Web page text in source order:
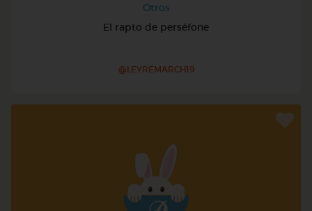
Otros
El rapto de perséfone
@LEYREMARCH19